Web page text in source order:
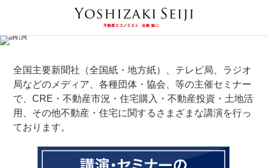
全国主要新聞社（全国紙・地方紙）、テレビ局、ラジオ
局などのメディア、各種団体・協会、等の主催セミナー
で、CRE・不動産市況・住宅購入・不動産投資・土地活
用、その他不動産・住宅に関するさまざまな講演を行っ
ております。